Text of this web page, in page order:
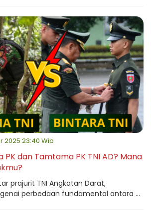
2025 23:40 Wib
PK dan Tamtama PK TNI AD? Mana
prajurit TNI Angkatan Darat,
perbedaan fundamental antara ...